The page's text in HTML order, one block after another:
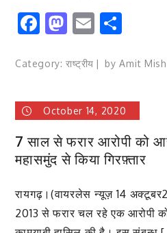
का
डर
रहा
कलेक्टर
का
फैसला
सुरक्षित
रखना
दिन
में
Facebook
Mastodon
Email
Category:राष्ट्रीय byAmit
October 14, 2020
7 साल से फरार आरोपी को
महासमुंद से किया गिरफ़्तार
रायगढ़।(वायरलेस न्यूज़ 14
2013 से फरार चल रहे एक आरोपी